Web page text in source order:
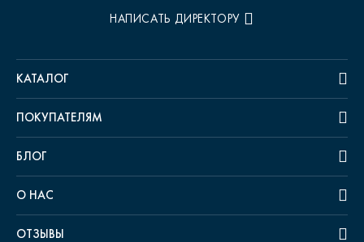
НАПИСАТЬ ДИРЕКТОРУ
КАТАЛОГ
ПОКУПАТЕЛЯМ
БЛОГ
О НАС
ОТЗЫВЫ